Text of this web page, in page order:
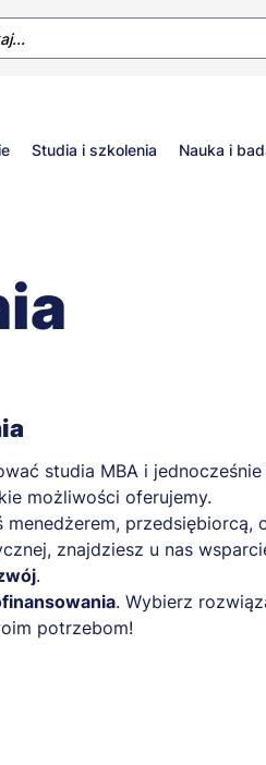
Studia i szkolenia Nauka i
studia MBA i jednocześnie
możliwości oferujemy.
przedsiębiorcą,
znajdziesz u nas
.
. Wybierz
potrzebom!